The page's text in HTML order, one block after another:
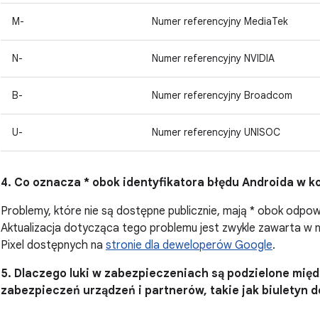
M- Numer referencyjny MediaTek
N- Numer referencyjny NVIDIA
B- Numer referencyjny Broadcom
U- Numer referencyjny UNISOC
4. Co oznacza * obok identyfikatora błędu Androida w
Problemy, które nie są dostępne publicznie, mają * obok
Aktualizacja dotycząca tego problemu jest zwykle zawarta w
Pixel dostępnych na stronie dla deweloperów Google.
5. Dlaczego luki w zabezpieczeniach są podzielone
zabezpieczeń urządzeń i partnerów, takie jak biuletyn